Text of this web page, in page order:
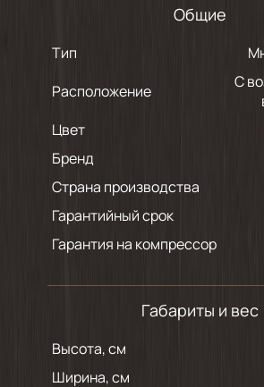
Общие
Тип
Расположение
С возможностью
Цвет
Бренд
Страна производства
Гарантийный срок
Гарантия на компрессор
Габариты и вес
Высота, см
Ширина, см